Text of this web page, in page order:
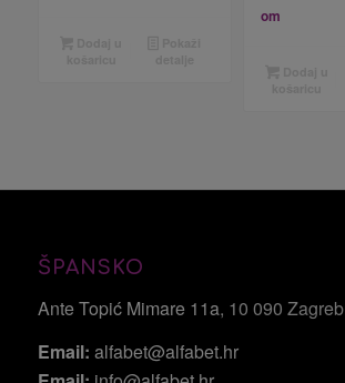
om
ŠPANSKO
Ante Topić Mimare 11a, 10 090 Zagreb
Email: alfabet@alfabet.hr